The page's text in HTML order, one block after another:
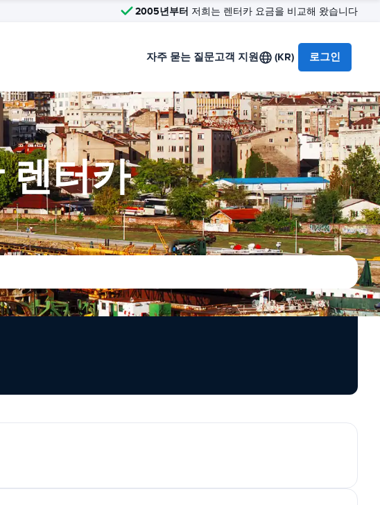
2005년부터 저희는 렌터카 요금을 비교해 왔습니다
자주 묻는 질문고객 지원 (KR) 로그인
렌터카